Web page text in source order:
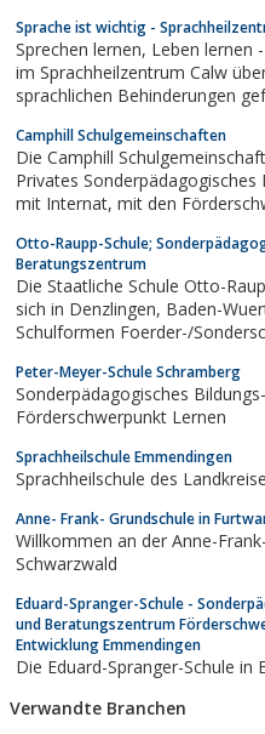
Sprache ist wichtig -
Sprechen lernen, Leben lernen - das ist der Leitgedanke, mit dem
im Sprachheilzentrum Calw
sprachlichen Behinderungen
Camphill Schulgemeinschaften
Die Camphill
Privates
mit Internat, mit den Förderschwerpunkten geistige Entwicklung
Otto-Raupp-Schule;
Beratungszentrum
Die Staatliche Schule Otto-
sich in Denzlingen, Baden-Wuerttemberg. Angeboten werden die
Schulformen Foerder-/
Peter-Meyer-Schule Schramberg
Sonderpädagogisches
Förderschwerpunkt Lernen
Sprachheilschule Emmendingen
Sprachheilschule des
Anne- Frank- Grundschule in
Willkommen an der Anne-Frank-
Schwarzwald
Eduard-Spranger-Schule -
und Beratungszentrum
Entwicklung Emmendingen
Die Eduard-Spranger-Schule
Verwandte Branchen